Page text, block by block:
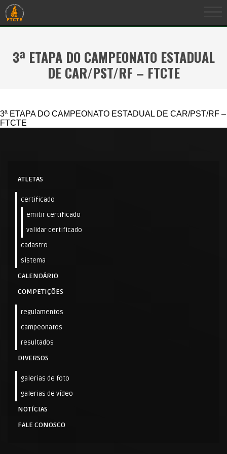
3ª ETAPA DO CAMPEONATO ESTADUAL
DE CAR/PST/RF – FTCTE
3ª ETAPA DO CAMPEONATO ESTADUAL DE CAR/PST/RF –
FTCTE
ATLETAS
certificado
emitir certificado
validar certificado
cadastro
sistema
CALENDÁRIO
COMPETIÇÕES
regulamentos
campeonatos
resultados
DIVERSOS
galerias de foto
galerias de vídeo
NOTÍCIAS
FALE CONOSCO